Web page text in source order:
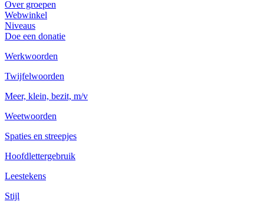
Over groepen
Webwinkel
Niveaus
Doe een donatie
Werkwoorden
Twijfelwoorden
Meer, klein, bezit, m/v
Weetwoorden
Spaties en streepjes
Hoofdlettergebruik
Leestekens
Stijl